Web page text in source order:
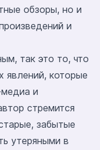
обзоры, но и
и
так это то, что
явлений, которые
и
стремится
забытые
утеряными в